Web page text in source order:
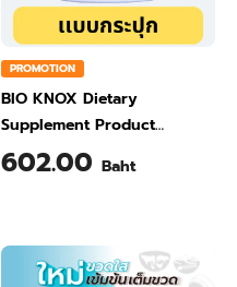
PROMOTION
BIO KNOX Dietary
Supplement Product
Calcium & Vitamin C Plus
Orange Flavour 200 Gram
602.00 Baht